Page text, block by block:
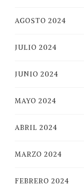
AGOSTO 2024
JULIO 2024
JUNIO 2024
MAYO 2024
ABRIL 2024
MARZO 2024
FEBRERO 2024